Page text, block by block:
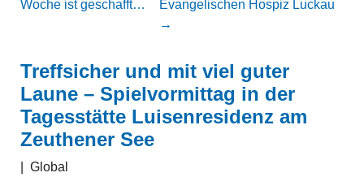
Woche ist geschafft…
Evangelischen Hospiz Luckau
→
Treffsicher und mit viel guter
Laune – Spielvormittag in der
Tagesstätte Luisenresidenz am
Zeuthener See
Global